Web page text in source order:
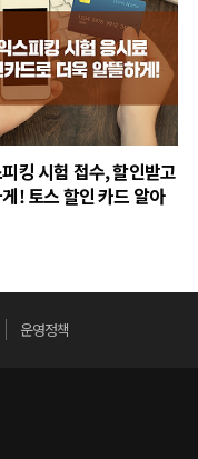
킹 시험 접수, 할인받고
! 토스 할인 카드 알아
운영정책